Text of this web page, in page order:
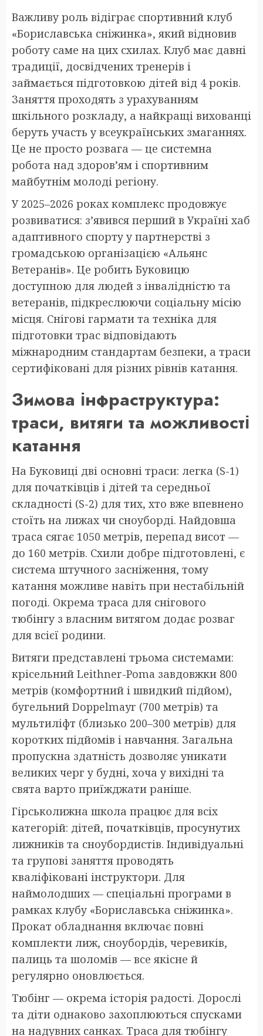
Важливу роль відіграє спортивний клуб
«Бориславська сніжинка», який відновив
роботу саме на цих схилах. Клуб має давні
традиції, досвідчених тренерів і
займається підготовкою дітей від 4 років.
Заняття проходять з урахуванням
шкільного розкладу, а найкращі вихованці
беруть участь у всеукраїнських змаганнях.
Це не просто розвага — це системна
робота над здоров’ям і спортивним
майбутнім молоді регіону.
У 2025–2026 роках комплекс продовжує
розвиватися: з’явився перший в Україні хаб
адаптивного спорту у партнерстві з
громадською організацією «Альянс
Ветеранів». Це робить Буковицю
доступною для людей з інвалідністю та
ветеранів, підкреслюючи соціальну місію
місця. Снігові гармати та техніка для
підготовки трас відповідають
міжнародним стандартам безпеки, а траси
сертифіковані для різних рівнів катання.
Зимова інфраструктура:
траси, витяги та можливості
катання
На Буковиці дві основні траси: легка (S-1)
для початківців і дітей та середньої
складності (S-2) для тих, хто вже впевнено
стоїть на лижах чи сноуборді. Найдовша
траса сягає 1050 метрів, перепад висот —
до 160 метрів. Схили добре підготовлені, є
система штучного засніження, тому
катання можливе навіть при нестабільній
погоді. Окрема траса для снігового
тюбінгу з власним витягом додає розваг
для всієї родини.
Витяги представлені трьома системами:
крісельний Leithner-Poma завдовжки 800
метрів (комфортний і швидкий підйом),
бугельний Doppelmayr (700 метрів) та
мультиліфт (близько 200–300 метрів) для
коротких підйомів і навчання. Загальна
пропускна здатність дозволяє уникати
великих черг у будні, хоча у вихідні та
свята варто приїжджати раніше.
Гірськолижна школа працює для всіх
категорій: дітей, початківців, просунутих
лижників та сноубордистів. Індивідуальні
та групові заняття проводять
кваліфіковані інструктори. Для
наймолодших — спеціальні програми в
рамках клубу «Бориславська сніжинка».
Прокат обладнання включає повні
комплекти лиж, сноубордів, черевиків,
палиць та шоломів — все якісне й
регулярно оновлюється.
Тюбінг — окрема історія радості. Дорослі
та діти однаково захоплюються спусками
на надувних санках. Траса для тюбінгу